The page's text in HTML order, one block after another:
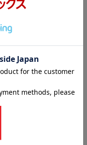
、文部省が子どもた
法の精神を表している
どもにも読める言葉に
憲法に書いてあること
つまりこういうこと」-
要な条文の内容、そし
いのか？井上ひさし
再録。
り）
りこういうこと／付